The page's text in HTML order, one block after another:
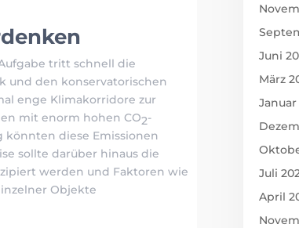
tritt schnell die
und den konservatorischen
enge Klimakorridore zur
mit enorm hohen CO2-
könnten diese Emissionen
sollte darüber hinaus die
werden und Faktoren wie
Objekte
Juni
März
Juli
April